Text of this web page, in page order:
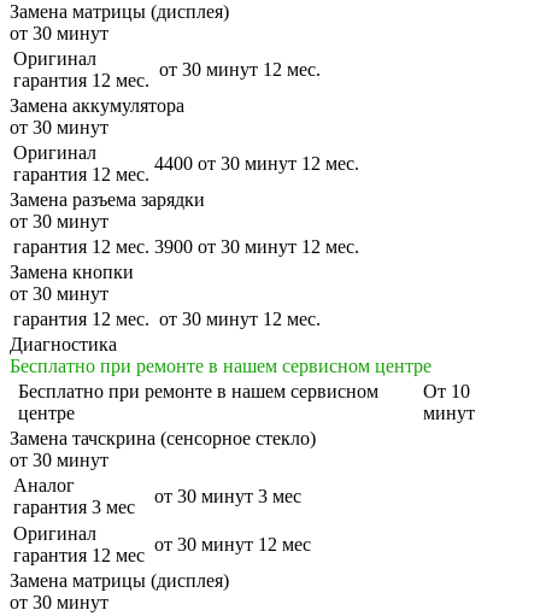
Замена матрицы (дисплея)
от 30 минут
Оригинал
гарантия 12 мес.
от 30 минут 12 мес.
Замена аккумулятора
от 30 минут
Оригинал
гарантия 12 мес.
4400 от 30 минут 12 мес.
Замена разъема зарядки
от 30 минут
гарантия 12 мес. 3900 от 30 минут 12 мес.
Замена кнопки
от 30 минут
гарантия 12 мес. от 30 минут 12 мес.
Диагностика
Бесплатно при ремонте в нашем сервисном центре
Бесплатно при ремонте в нашем сервисном
центре
От 10
минут
Замена тачскрина (сенсорное стекло)
от 30 минут
Аналог
гарантия 3 мес
от 30 минут 3 мес
Оригинал
гарантия 12 мес
от 30 минут 12 мес
Замена матрицы (дисплея)
от 30 минут